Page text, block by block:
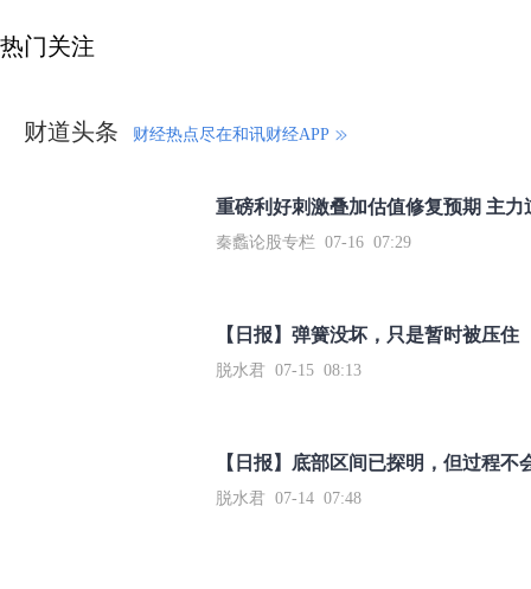
热门关注
财道头条 财经热点尽在和讯财经APP
秦蠡论股专栏 07-16 07:29
【日报】弹簧没坏，只是暂时被压住
脱水君 07-15 08:13
【日报】底部区间已探明，但过程不
脱水君 07-14 07:48